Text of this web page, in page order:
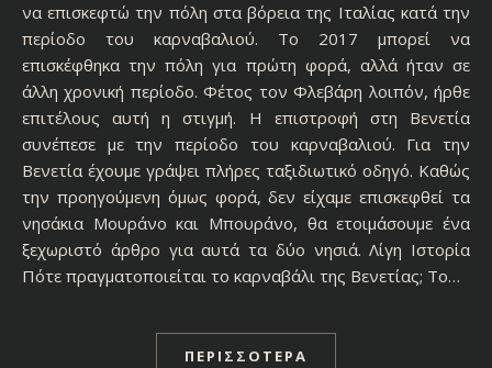
να επισκεφτώ την πόλη στα βόρεια της Ιταλίας κατά την
περίοδο του καρναβαλιού. Το 2017 μπορεί να
επισκέφθηκα την πόλη για πρώτη φορά, αλλά ήταν σε
άλλη χρονική περίοδο. Φέτος τον Φλεβάρη λοιπόν, ήρθε
επιτέλους αυτή η στιγμή. Η επιστροφή στη Βενετία
συνέπεσε με την περίοδο του καρναβαλιού. Για την
Βενετία έχουμε γράψει πλήρες ταξιδιωτικό οδηγό. Καθώς
την προηγούμενη όμως φορά, δεν είχαμε επισκεφθεί τα
νησάκια Μουράνο και Μπουράνο, θα ετοιμάσουμε ένα
ξεχωριστό άρθρο για αυτά τα δύο νησιά. Λίγη Ιστορία
Πότε πραγματοποιείται το καρναβάλι της Βενετίας; Το…
ΠΕΡΙΣΣΌΤΕΡΑ